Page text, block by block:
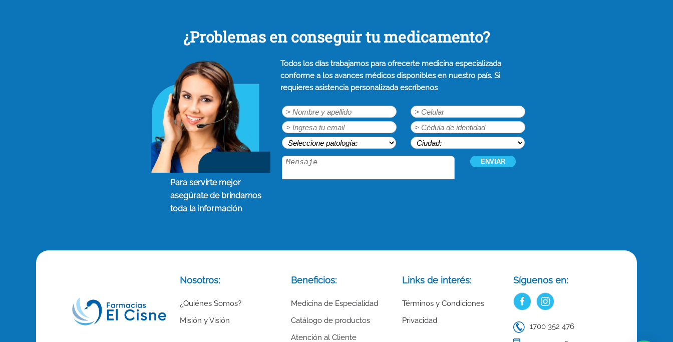
¿Problemas en conseguir tu medicamento?
Para servirte mejor
asegúrate de brindarnos
toda la información
Todos los días trabajamos para ofrecerte medicina especializada
conforme a los avances médicos disponibles en nuestro país. Si
requieres asistencia personalizada escríbenos
Nosotros:
¿Quiénes Somos?
Misión y Visión
Beneficios:
Medicina de Especialidad
Catálogo de productos
Atención al Cliente
Links de interés:
Términos y Condiciones
Privacidad
Síguenos en:
1700 352 476